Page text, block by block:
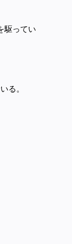
駆ってい
る。